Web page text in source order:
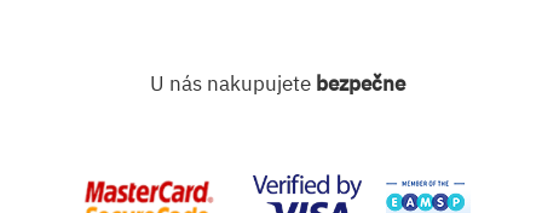
U nás nakupujete bezpečne